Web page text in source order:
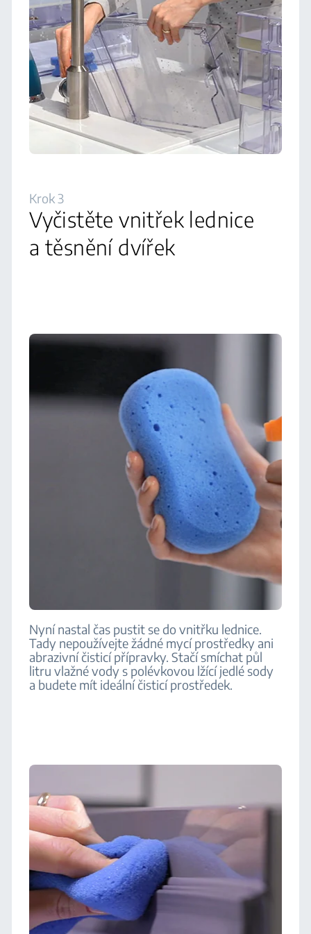
Krok 3
Vyčistěte vnitřek lednice
a těsnění dvířek
Nyní nastal čas pustit se do vnitřku lednice.
Tady nepoužívejte žádné mycí prostředky ani
abrazivní čisticí přípravky. Stačí smíchat půl
litru vlažné vody s polévkovou lžící jedlé sody
a budete mít ideální čisticí prostředek.